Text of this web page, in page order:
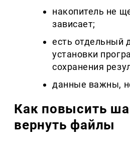
накопитель не
зависает;
есть отдельный
установки
сохранения
данные важны,
Как повысить
вернуть файлы